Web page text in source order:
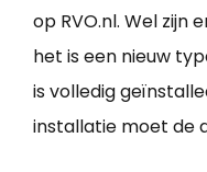
op RVO.nl. Wel zijn
het is een nieuw
is volledig
installatie moet de